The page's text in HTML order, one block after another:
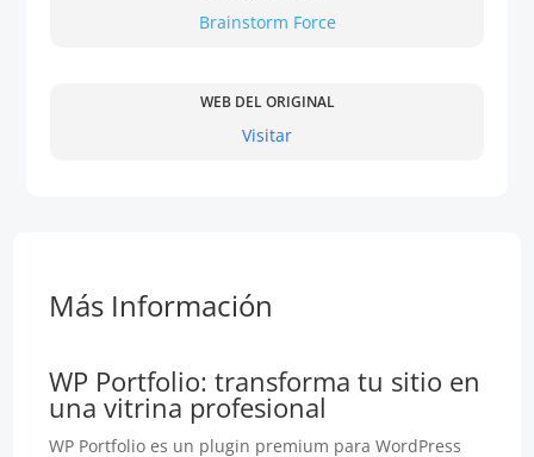
Brainstorm Force
WEB DEL ORIGINAL
Visitar
Más Información
WP Portfolio: transforma tu sitio en
una vitrina profesional
WP Portfolio es un plugin premium para WordPress